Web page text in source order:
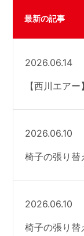
最新の記事
2026.06.14
【西川エア
2026.06.10
椅子の張り
2026.06.10
椅子の張り